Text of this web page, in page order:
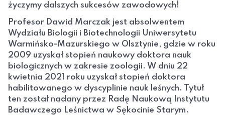
życzymy dalszych sukcesów zawodowych!
Profesor Dawid Marczak jest absolwentem
Wydziału Biologii i Biotechnologii Uniwersytetu
Warmińsko-Mazurskiego w Olsztynie, gdzie w roku
2009 uzyskał stopień naukowy doktora nauk
biologicznych w zakresie zoologii. W dniu 22
kwietnia 2021 roku uzyskał stopień doktora
habilitowanego w dyscyplinie nauk leśnych. Tytuł
ten został nadany przez Radę Naukową Instytutu
Badawczego Leśnictwa w Sękocinie Starym.